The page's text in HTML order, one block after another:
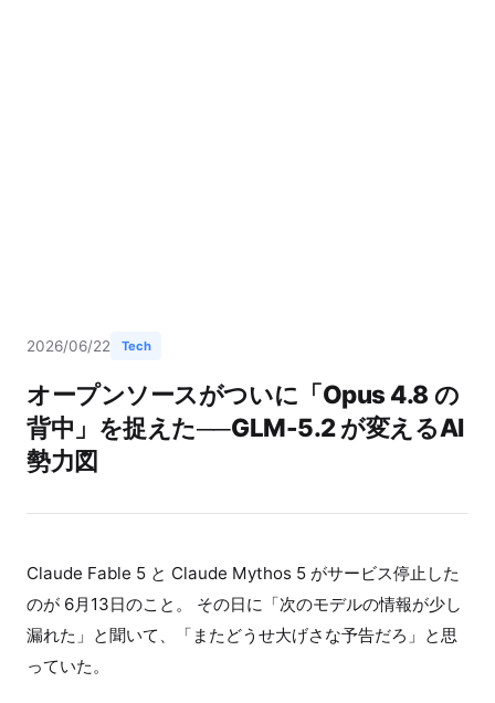
2026/06/22 Tech
オープンソースがついに「Opus 4.8 の
背中」を捉えた──GLM-5.2 が変えるAI
勢力図
Claude Fable 5 と Claude Mythos 5 がサービス停止した
のが 6月13日のこと。 その日に「次のモデルの情報が少し
漏れた」と聞いて、「またどうせ大げさな予告だろ」と思
っていた。